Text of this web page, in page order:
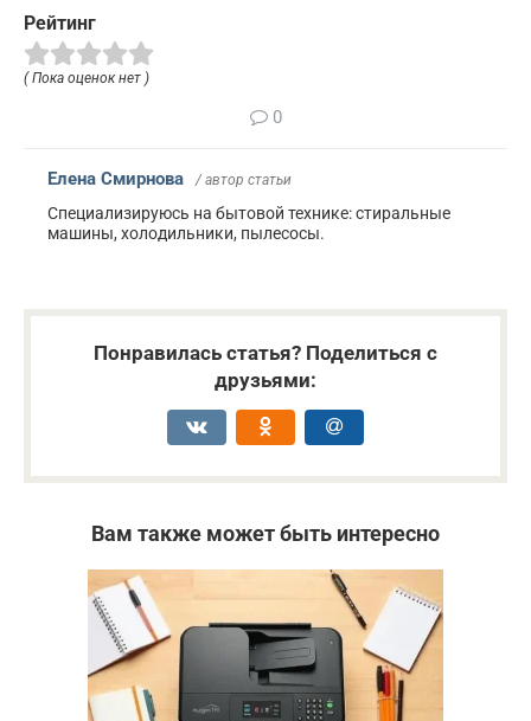
Рейтинг
( Пока оценок нет )
0
Елена Смирнова / автор статьи
Специализируюсь на бытовой технике: стиральные
машины, холодильники, пылесосы.
Понравилась статья? Поделиться с
друзьями:
Вам также может быть интересно